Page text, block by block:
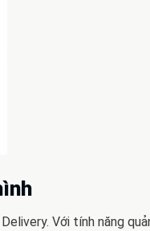
Với tính năng